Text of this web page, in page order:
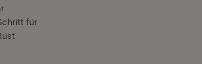
für